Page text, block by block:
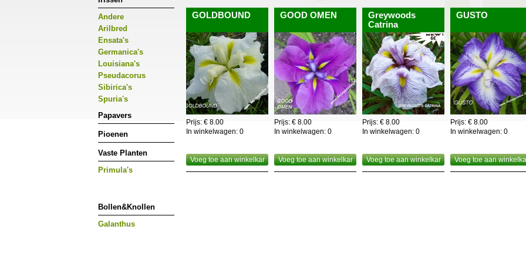
Andere
Arilbred
Ensata's
Germanica's
Louisiana's
Pseudacorus
Sibirica's
Spuria's
Papavers
Pioenen
Vaste Planten
Primula's
Bollen&Knollen
Galanthus
worden.Enkelbloemige zijn ideaal als snijbloem,dubbele moeilijker,
deze pas knippen als ze reeds ontvouwen zijn.
GOLDBOUND
Prijs: € 8.00
In winkelwagen: 0
Voeg toe aan winkelkar
GOOD OMEN
Prijs: € 8.00
In winkelwagen: 0
Voeg toe aan winkelkar
Greywoods
Catrina
Prijs: € 8.00
In winkelwagen: 0
Voeg toe aan winkelkar
GUSTO
Prijs: € 8.00
In winkelwagen: 0
Voeg toe aan